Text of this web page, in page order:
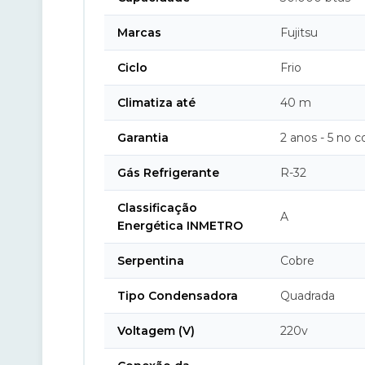
Marcas Fujitsu
Ciclo Frio
Climatiza até 40 m
Garantia 2 anos - 5 no
Gás Refrigerante R-32
Classificação
Energética INMETRO
A
Serpentina Cobre
Tipo Condensadora Quadrada
Voltagem (V) 220v